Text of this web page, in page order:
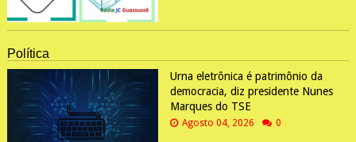
Política
Urna eletrônica é patrimônio da
democracia, diz presidente Nunes
Marques do TSE
Agosto 04, 2026 0